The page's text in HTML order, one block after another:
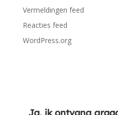
Vermeldingen feed
Reacties feed
WordPress.org